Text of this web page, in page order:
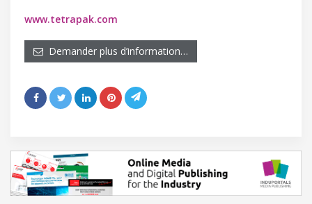
www.tetrapak.com
Demander plus d’information…